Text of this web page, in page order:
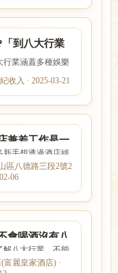
到八大行業
」求職平台
行業涵蓋多種娛樂
際內容、收入模
大。本...
收入 · 2025-03-21
兼差工作是一
應徵嗎?
新手想透過酒店經
經紀是否可靠、
理「我...
區八德路三段2號2
06
會喝酒沒有八
怎麼辦?
解八大行業，不能
實際工作內容、
富麗皇家酒店) ·